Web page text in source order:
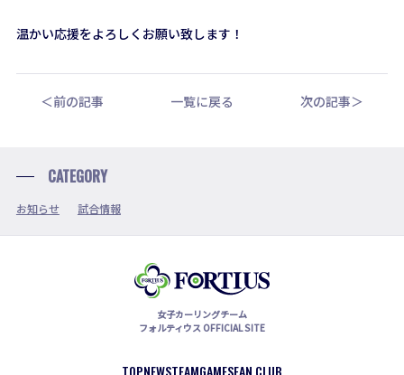
温かい応援をよろしくお願い致します！
一覧に戻る
＜前の記事 次の記事＞
CATEGORY
お知らせ 試合情報
女子カーリングチーム
フォルティウス OFFICIAL SITE
TOPNEWSTEAMGAMESFAN CLUB